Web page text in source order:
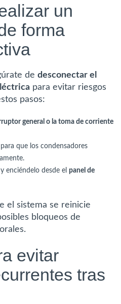
un
forma
dedesconectar el
para evitar riesgos
pasos:
general o la toma de corriente
para que los condensadores
enciéndelo desde elpanel de
el sistema se reinicie
bloqueos de
evitar
tras